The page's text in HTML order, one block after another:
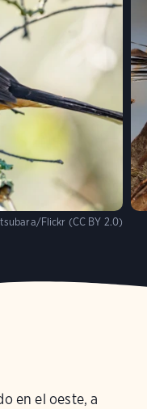
Flickr (CC BY 2.0)
en el oeste, a